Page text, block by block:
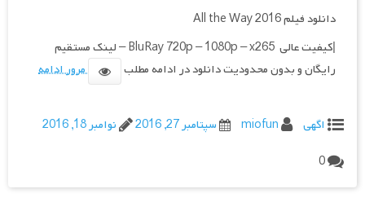
دانلود فیلم All the Way 2016
|کیفیت عالی BluRay 720p – 1080p – x265 – لینک مستقیم
رایگان و بدون محدودیت دانلود در ادامه مطلب
مرور ادامه
اگهی miofun سپتامبر 27, 2016
نوامبر 18, 2016
0